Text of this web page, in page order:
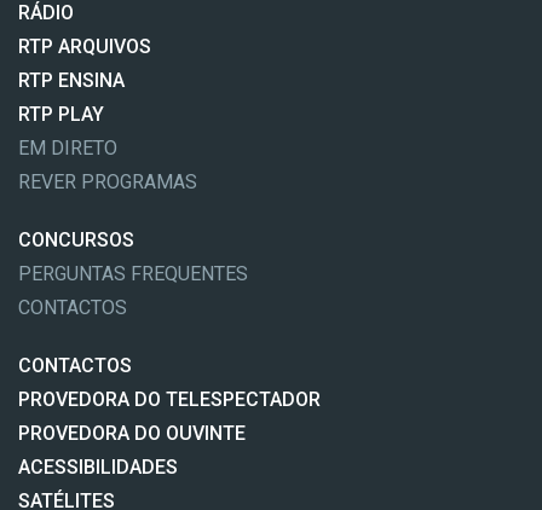
RÁDIO
RTP ARQUIVOS
RTP ENSINA
RTP PLAY
EM DIRETO
REVER PROGRAMAS
CONCURSOS
PERGUNTAS FREQUENTES
CONTACTOS
CONTACTOS
PROVEDORA DO TELESPECTADOR
PROVEDORA DO OUVINTE
ACESSIBILIDADES
SATÉLITES